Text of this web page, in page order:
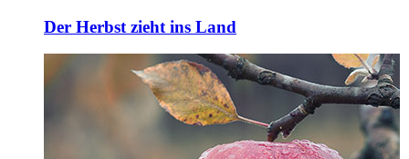
Der Herbst zieht ins Land